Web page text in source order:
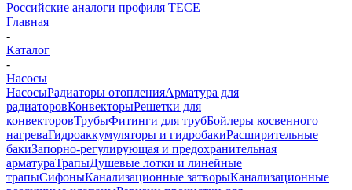
Российские аналоги профиля TECE
Главная
-
Каталог
-
Насосы
НасосыРадиаторы отопленияАрматура для
радиаторовКонвекторыРешетки для
конвекторовТрубыФитинги для трубБойлеры косвенного
нагреваГидроаккумуляторы и гидробакиРасширительные
бакиЗапорно-регулирующая и предохранительная
арматураТрапыДушевые лотки и линейные
трапыСифоныКанализационные затворыКанализационные